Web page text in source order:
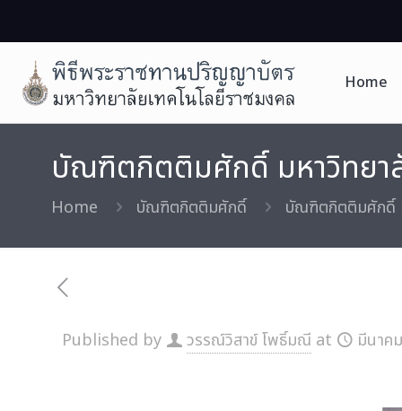
Home
บัณฑิตกิตติมศักดิ์ มหาวิทยาลั
Home บัณฑิตกิตติมศักดิ์ บัณฑิตกิตติมศักดิ์
Published by วรรณ์วิสาข์ โพธิ์มณี at มีนาค